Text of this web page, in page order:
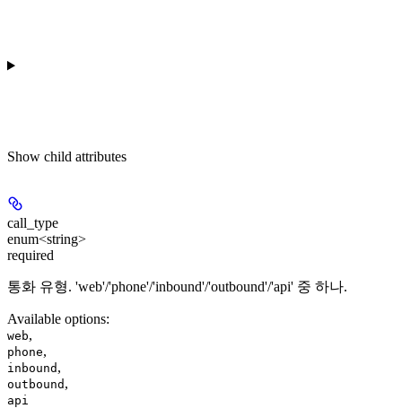
Show child attributes
call_type
enum<string>
required
통화 유형. 'web'/'phone'/'inbound'/'outbound'/'api' 중 하나.
Available options:
web,
phone,
inbound ,
outbound ,
api